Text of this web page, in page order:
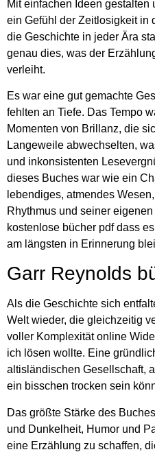
Mit einfachen Ideen gestalten
ein Gefühl der Zeitlosigkeit in
die Geschichte in jeder Ära
genau dies, was der
verleiht.
Es war eine gut gemachte
fehlten an Tiefe. Das Tempo
Momenten von Brillanz, die
Langeweile abwechselten,
und inkonsistenten
dieses Buches war wie ein
lebendiges, atmendes
Rhythmus und seiner
kostenlose bücher pdf dass
am längsten in Erinnerung
Garr Reynolds
Als die Geschichte sich
Welt wieder, die gleichzeitig
voller Komplexität online
ich lösen wollte. Eine
altisländischen Gesellschaft,
ein bisschen trocken sein
Das größte Stärke des
und Dunkelheit, Humor und
eine Erzählung zu schaffen,